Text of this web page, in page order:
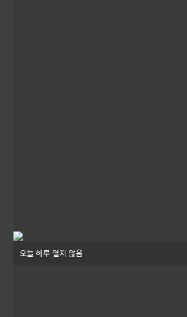
오늘 하루 열지 않음
오늘 하루 열지 않음